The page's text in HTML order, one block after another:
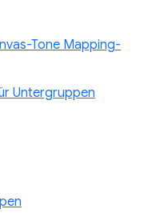
Tone Mapping-
Untergruppen